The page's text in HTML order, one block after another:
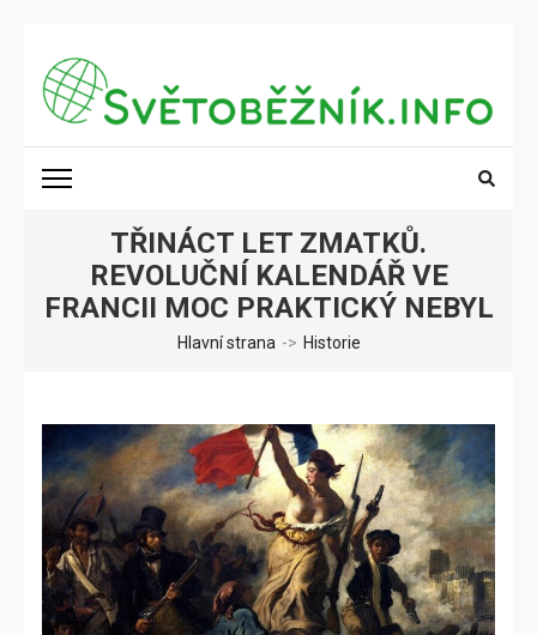
obsah
(stiskněte
Enter)
SVĚTOBĚŽNÍK.INFO
TŘINÁCT LET ZMATKŮ.
REVOLUČNÍ KALENDÁŘ VE
FRANCII MOC PRAKTICKÝ NEBYL
Hlavní strana -> Historie